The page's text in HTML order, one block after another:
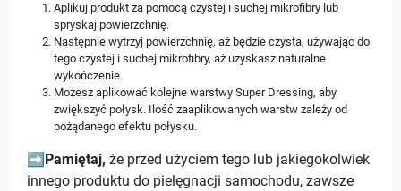
Aplikuj produkt za pomocą czystej i suchej mikrofibry lub
spryskaj powierzchnię.
Następnie wytrzyj powierzchnię, aż będzie czysta, używając do
tego czystej i suchej mikrofibry, aż uzyskasz naturalne
wykończenie.
Możesz aplikować kolejne warstwy Super Dressing, aby
zwiększyć połysk. Ilość zaaplikowanych warstw zależy od
pożądanego efektu połysku.
➡️ Pamiętaj, że przed użyciem tego lub jakiegokolwiek
innego produktu do pielęgnacji samochodu, zawsze